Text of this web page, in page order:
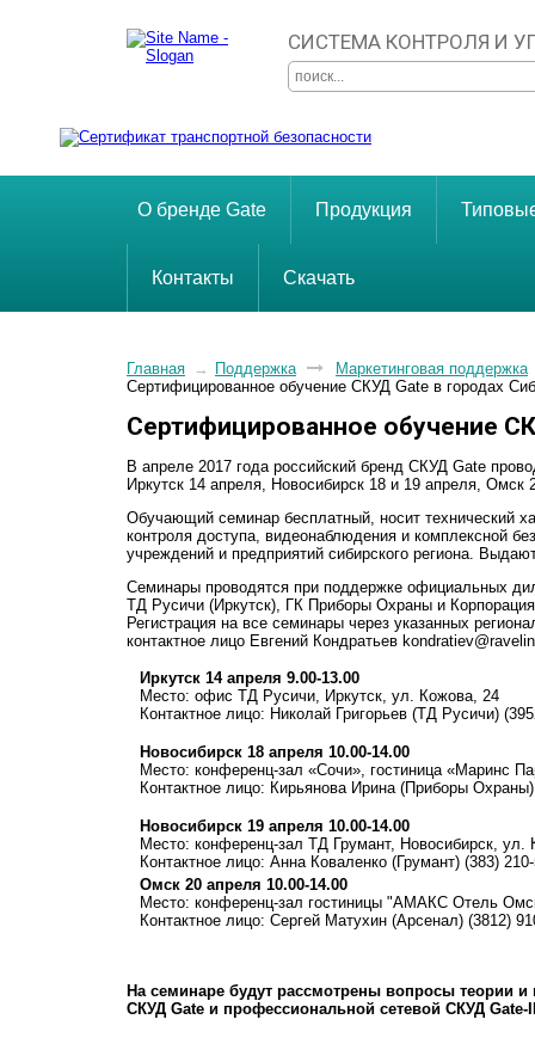
СИСТЕМА КОНТРОЛЯ И
О бренде Gate Продукция
Контакты Скачать
Главная → Поддержка
Маркетинговая поддержка
Сертифицированное обучение СКУД Gate в городах
Сертифицированное обучение
В апреле 2017 года российский бренд СКУД Gate
Иркутск 14 апреля, Новосибирск 18 и 19 апреля, Омск
Обучающий семинар бесплатный, носит технический
контроля доступа, видеонаблюдения и комплексной
учреждений и предприятий сибирского региона.
Семинары проводятся при поддержке официальных
ТД Русичи (Иркутск), ГК Приборы Охраны и
Регистрация на все семинары через указанных
контактное лицо Евгений Кондратьев
Иркутск 14 апреля 9.00-13.00
Место: офис ТД Русичи, Иркутск, ул. Кожова, 24
Контактное лицо: Николай Григорьев (ТД Русичи)
Новосибирск 18 апреля 10.00-14.00
Место: конференц-зал «Сочи», гостиница «Маринс
Контактное лицо: Кирьянова Ирина (Приборы
Новосибирск 19 апреля 10.00-14.00
Место: конференц-зал ТД Грумант, Новосибирск, ул.
Контактное лицо: Анна Коваленко (Грумант) (383)
Омск 20 апреля 10.00-14.00
Место: конференц-зал гостиницы "АМАКС Отель
Контактное лицо: Сергей Матухин (Арсенал) (3812)
На семинаре будут рассмотрены вопросы теории
СКУД Gate и профессиональной сетевой СКУД